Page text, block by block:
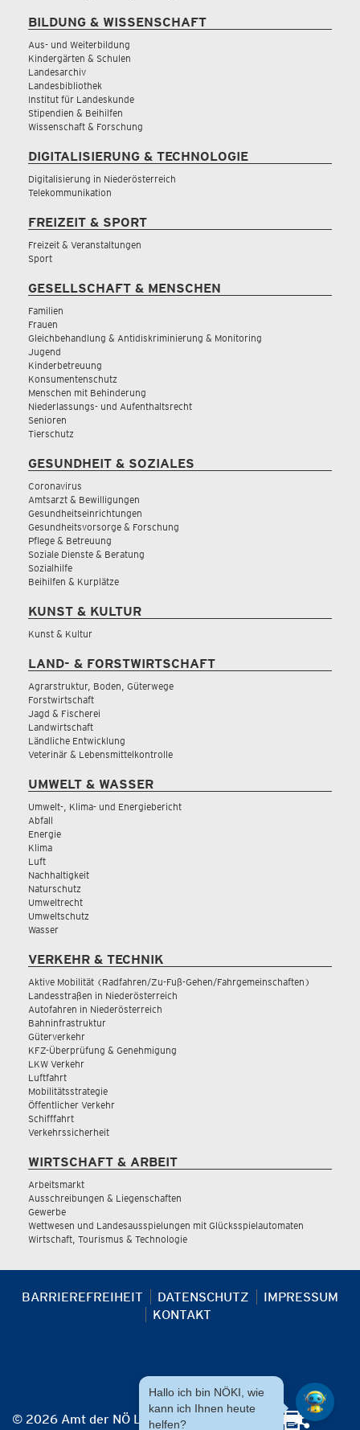
BILDUNG & WISSENSCHAFT
Aus- und Weiterbildung
Kindergärten & Schulen
Landesarchiv
Landesbibliothek
Institut für Landeskunde
Stipendien & Beihilfen
Wissenschaft & Forschung
DIGITALISIERUNG & TECHNOLOGIE
Digitalisierung in Niederösterreich
Telekommunikation
FREIZEIT & SPORT
Freizeit & Veranstaltungen
Sport
GESELLSCHAFT & MENSCHEN
Familien
Frauen
Gleichbehandlung & Antidiskriminierung & Monitoring
Jugend
Kinderbetreuung
Konsumentenschutz
Menschen mit Behinderung
Niederlassungs- und Aufenthaltsrecht
Senioren
Tierschutz
GESUNDHEIT & SOZIALES
Coronavirus
Amtsarzt & Bewilligungen
Gesundheitseinrichtungen
Gesundheitsvorsorge & Forschung
Pflege & Betreuung
Soziale Dienste & Beratung
Sozialhilfe
Beihilfen & Kurplätze
KUNST & KULTUR
Kunst & Kultur
LAND- & FORSTWIRTSCHAFT
Agrarstruktur, Boden, Güterwege
Forstwirtschaft
Jagd & Fischerei
Landwirtschaft
Ländliche Entwicklung
Veterinär & Lebensmittelkontrolle
UMWELT & WASSER
Umwelt-, Klima- und Energiebericht
Abfall
Energie
Klima
Luft
Nachhaltigkeit
Naturschutz
Umweltrecht
Umweltschutz
Wasser
VERKEHR & TECHNIK
Aktive Mobilität (Radfahren/Zu-Fuß-Gehen/Fahrgemeinschaften)
Landesstraßen in Niederösterreich
Autofahren in Niederösterreich
Bahninfrastruktur
Güterverkehr
KFZ-Überprüfung & Genehmigung
LKW Verkehr
Luftfahrt
Mobilitätsstrategie
Öffentlicher Verkehr
Schifffahrt
Verkehrssicherheit
WIRTSCHAFT & ARBEIT
Arbeitsmarkt
Ausschreibungen & Liegenschaften
Gewerbe
Wettwesen und Landesausspielungen mit Glücksspielautomaten
Wirtschaft, Tourismus & Technologie
BARRIEREFREIHEIT DATENSCHUTZ
IMPRESSUM
KONTAKT
© 2026 Amt der NÖ Landesregierung
Hallo ich bin NÖKI, wie
kann ich Ihnen heute
helfen?